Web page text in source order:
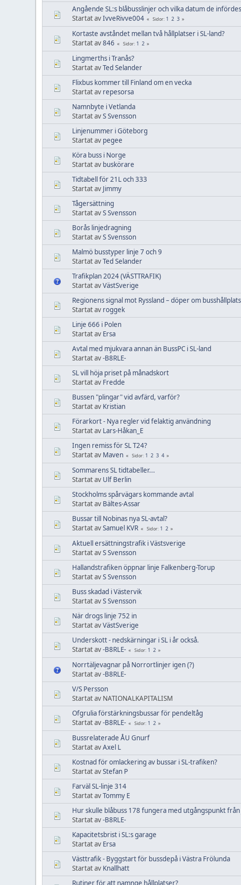
Angående SL:s blåbusslinjer och vilka datum de infördes
Startat avIvveRivve004 Sidor 1 2 3
Kortaste avståndet mellan två hållplatser i SL-land?
Startat av846 Sidor 1 2
Lingmerths i Tranås?
Startat avTed Selander
Flixbus kommer till Finland om en vecka
Startat av repesorsa
Namnbyte i Vetlanda
Startat avS Svensson
Linjenummer i Göteborg
Startat av pegee
Köra buss i Norge
Startat av buskörare
Tidtabell för 21L och 333
Startat av Jimmy
Tågersättning
Startat avS Svensson
Borås linjedragning
Startat avS Svensson
Malmö busstyper linje 7 och 9
Startat avTed Selander
Trafikplan 2024 (VÄSTTRAFIK)
Startat avVästSverige
Regionens signal mot Ryssland – döper om busshållplats
Startat av roggek
Linje 666 i Polen
Startat av Ersa
Avtal med mjukvara annan än BussPC i SL-land
Startat av-B8RLE-
SL vill höja priset på månadskort
Startat av Fredde
Bussen "plingar" vid avfärd, varför?
Startat av Kristian
Förarkort - Nya regler vid felaktig användning
Startat av Lars-Håkan_E
Ingen remiss för SL T24?
Startat av Maven Sidor 1 2 3 4
Sommarens SL tidtabeller...
Startat av Ulf Berlin
Stockholms spårvägars kommande avtal
Startat av Bältes-Assar
Bussar till Nobinas nya SL-avtal?
Startat avSamuel KVR Sidor 1 2
Aktuell ersättningstrafik i Västsverige
Startat avS Svensson
Hallandstrafiken öppnar linje Falkenberg-Torup
Startat avS Svensson
Buss skadad i Västervik
Startat avS Svensson
När drogs linje 752 in
Startat avVästSverige
Underskott - nedskärningar i SL i år också.
Startat av-B8RLE- Sidor 1 2
Norrtäljevagnar på Norrortlinjer igen (?)
Startat av-B8RLE-
V/S Persson
Startat av NATIONALKAPITALISM
Ofgrulia förstärkningsbussar för pendeltåg
Startat av-B8RLE- Sidor 1 2
Bussrelaterade ÅU Gnurf
Startat avAxel L
Kostnad för omlackering av bussar i SL-trafiken?
Startat avStefan P
Farväl SL-linje 314
Startat avTommy E
Hur skulle blåbuss 178 fungera med utgångspunkt från
Startat av-B8RLE-
Kapacitetsbrist i SL:s garage
Startat av Ersa
Västtrafik - Byggstart för bussdepå i Västra Frölunda
Startat av Knallhatt
Rutiner för att namnge hållplatser?